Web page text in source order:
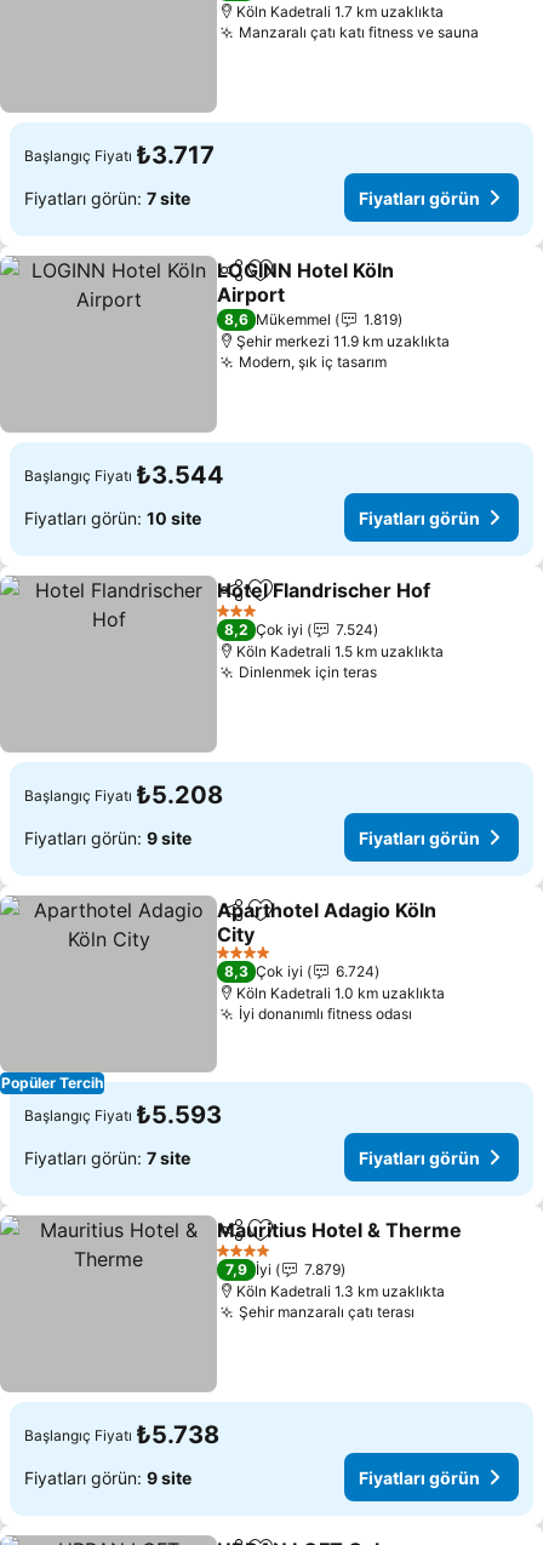
Köln Kadetrali 1.7 km uzaklıkta
Manzaralı çatı katı fitness ve sauna
Başlangıç Fiyatı ₺3.717
Fiyatları görün: 7 site Fiyatları görün
PaylaşFavorilerime ekle
LOGINN Hotel Köln
Airport
8,6 Mükemmel
1.819
Şehir merkezi 11.9 km uzaklıkta
Modern, şık iç tasarım
Başlangıç Fiyatı ₺3.544
Fiyatları görün: 10 site Fiyatları görün
PaylaşFavorilerime ekle
Hotel Flandrischer Hof
3 Yıldız
8,2 Çok iyi
7.524
Köln Kadetrali 1.5 km uzaklıkta
Dinlenmek için teras
Başlangıç Fiyatı ₺5.208
Fiyatları görün: 9 site Fiyatları görün
Popüler Tercih
PaylaşFavorilerime ekle
Aparthotel Adagio Köln
City
4 Yıldız
8,3 Çok iyi
6.724
Köln Kadetrali 1.0 km uzaklıkta
İyi donanımlı fitness odası
Başlangıç Fiyatı ₺5.593
Fiyatları görün: 7 site Fiyatları görün
PaylaşFavorilerime ekle
Mauritius Hotel & Therme
4 Yıldız
7,9 İyi
7.879
Köln Kadetrali 1.3 km uzaklıkta
Şehir manzaralı çatı terası
Başlangıç Fiyatı ₺5.738
Fiyatları görün: 9 site Fiyatları görün